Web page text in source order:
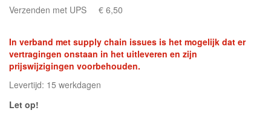
Verzenden met UPS
€ 6,50
In verband met supply chain issues is het mogelijk dat er
vertragingen onstaan in het uitleveren en zijn
prijswijzigingen voorbehouden.
Levertijd: 15 werkdagen
Let op!